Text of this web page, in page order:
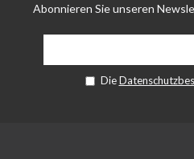
Abonnieren Sie unseren
Die